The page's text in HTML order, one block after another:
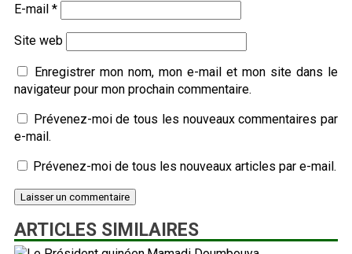
E-mail *
Site web
Enregistrer mon nom, mon e-mail et mon site dans le
navigateur pour mon prochain commentaire.
Prévenez-moi de tous les nouveaux commentaires par
e-mail.
Prévenez-moi de tous les nouveaux articles par e-mail.
ARTICLES SIMILAIRES